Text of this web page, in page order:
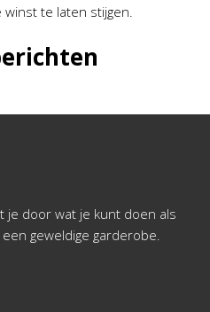
te laten stijgen.
je door wat je kunt doen als
geweldige garderobe.